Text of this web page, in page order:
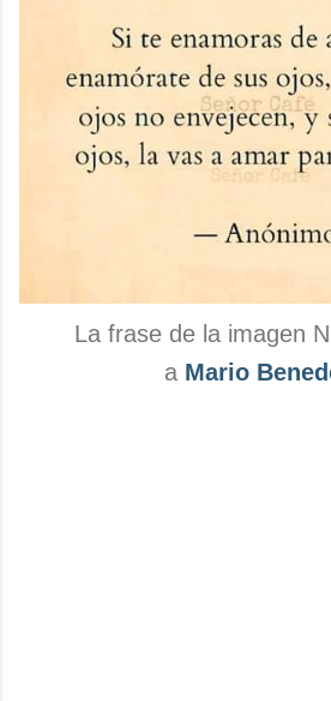
La frase de la imagen
a Mario